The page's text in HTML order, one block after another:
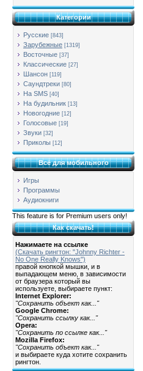
Категории
Русские [843]
Зарубежные [1319]
Восточные [37]
Классические [27]
Шансон [119]
Саундтреки [80]
На SMS [40]
На будильник [13]
Новогодние [12]
Голосовые [19]
Звуки [32]
Приколы [12]
Всё для мобильного
Игры
Программы
Аудиокниги
This feature is for Premium users only!
Как скачать!
Нажимаете на ссылке
(Скачать рингтон: "Johnny Richter -
No One Really Knows")
правой кнопкой мышки, и в
выпадающем меню, в зависимости
от браузера который вы
используете, выбираете пункт:
Internet Explorer:
"Сохранить объект как..."
Google Chrome:
"Сохранить ссылку как..."
Opera:
"Сохранить по ссылке как..."
Mozilla Firefox:
"Сохранить объект как..."
и выбираете куда хотите сохранить
рингтон.